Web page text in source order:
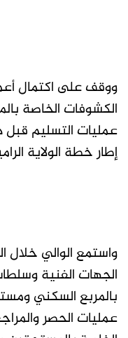
ووقف على اكتمال
الكشوفات الخاصة
عمليات التسليم
إطار خطة الولاية
واستمع الوالي خلال
الجهات الفنية
بالمربع السكني
عمليات الحصر